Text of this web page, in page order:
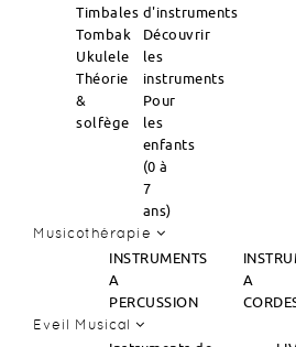
Timbales
Tombak
Ukulele
Théorie
&
solfège
d'instruments
Découvrir
les
instruments
Pour
les
enfants
(0 à
7
ans)
Musicothérapie
INSTRUMENTS
A
PERCUSSION
A
Eveil Musical